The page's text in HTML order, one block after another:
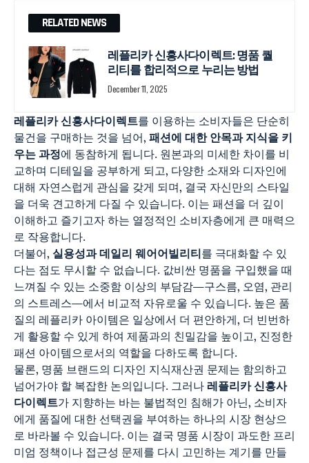
RELATED NEWS
레플리카 신흥사다이렉트: 명품 퀄
리티를 합리적으로 누리는 방법
December 11, 2025
레플리카 신흥사다이렉트를 이용하는 소비자들은 단순히
물건을 구매하는 것을 넘어, 패션에 대한 안목과 지식을 키
우는 과정에 동참하게 됩니다. 원본과의 미세한 차이를 비
교하며 디테일을 공부하게 되고, 다양한 소재와 디자인에
대해 자연스럽게 관심을 갖게 되며, 결국 자신만의 스타일
을 더욱 견고하게 다질 수 있습니다. 이는 패션을 더 깊이
이해하고 즐기고자 하는 열정적인 소비자층에게 큰 매력으
로 작용합니다.
더불어, 실용성과 데일리 웨어어빌리티를 극대화할 수 있
다는 점도 무시할 수 없습니다. 값비싼 명품을 구입했을 때
느껴질 수 있는 소중함 이상의 부담감—구스름, 오염, 관리
의 스트레스—에서 비교적 자유로울 수 있습니다. 높은 품
질의 레플리카 아이템은 일상에서 더 편안하게, 더 빈번하
게 활용할 수 있게 하여 제품과의 친밀감을 높이고, 진정한
패션 아이템으로서의 역할을 다하도록 합니다.
물론, 명품 브랜드의 디자인 지식재산권 문제는 함의하고
넘어가야 할 복잡한 논의입니다. 그러나 레플리카 신흥사
다이렉트가 지향하는 바는 불법적인 침해가 아닌, 소비자
에게 품질에 대한 선택권을 부여하는 하나의 시장 현상으
로 바라볼 수 있습니다. 이는 결국 명품 시장이 과도한 프리
미엄 정책이나 접근성 문제를 다시 고민하는 계기를 만들